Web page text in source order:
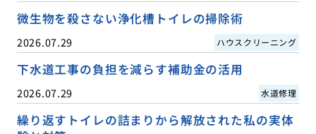
微生物を殺さない浄化槽トイレの掃除術
2026.07.29 ハウスクリーニング
下水道工事の負担を減らす補助金の活用
2026.07.29 水道修理
繰り返すトイレの詰まりから解放された私の実体